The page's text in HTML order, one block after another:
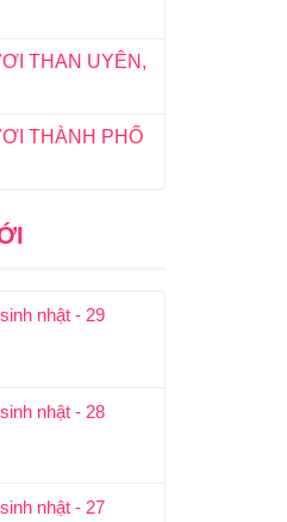
THAN UYÊN,
THÀNH PHỐ
nhật - 29
nhật - 28
nhật - 27